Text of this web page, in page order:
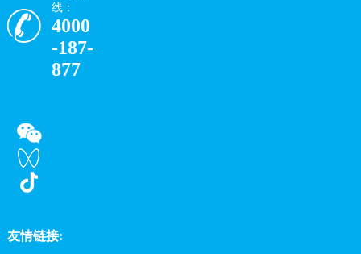
线：
4000
-187-
877
友情链接: